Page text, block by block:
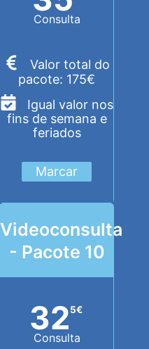
Consulta
Valor total do
pacote: 175€
Igual valor nos
fins de semana e
feriados
Marcar
Videoconsulta
- Pacote 10
325€
Consulta